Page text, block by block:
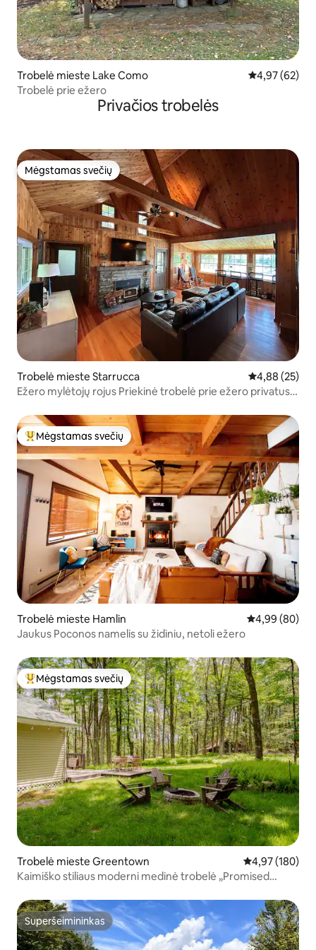
Trobelė mieste Lake Como Vidutinis
4,97 (62)
Trobelė prie ežero
Privačios trobelės
Mėgstamas svečių
Mėgstamas svečių
Trobelė mieste Starrucca Vidutinis
4,88 (25)
Ežero mylėtojų rojus Priekinė trobelė prie ežero privatus
Svečių mėgstamiausias
Mėgstamas svečių
Trobelė mieste Hamlin Vidutinis
4,99 (80)
Jaukus Poconos namelis su židiniu, netoli ežero
Svečių mėgstamiausias
Mėgstamas svečių
Trobelė mieste Greentown Vidutinis
4,97 (180)
Kaimiško stiliaus moderni medinė trobelė „Promised
Superšeimininkas
Superšeimininkas